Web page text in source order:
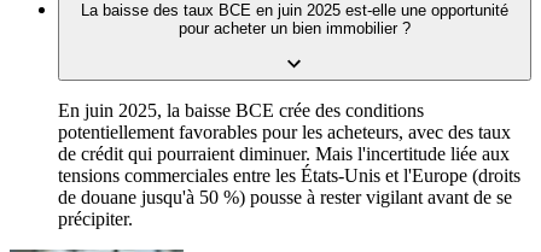
La baisse des taux BCE en juin 2025 est-elle une opportunité
pour acheter un bien immobilier ?
En juin 2025, la baisse BCE crée des conditions
potentiellement favorables pour les acheteurs, avec des taux
de crédit qui pourraient diminuer. Mais l'incertitude liée aux
tensions commerciales entre les États-Unis et l'Europe (droits
de douane jusqu'à 50 %) pousse à rester vigilant avant de se
précipiter.